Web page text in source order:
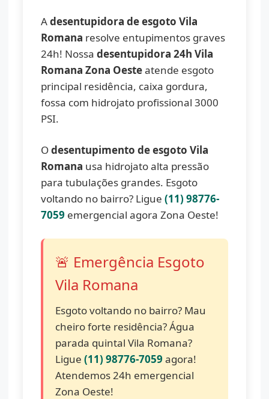
Adesentupidora de esgoto Vila
Romana resolve entupimentos graves
24h! Nossadesentupidora 24h Vila
Romana Zona Oesteatende esgoto
principal residência, caixa gordura,
fossa com hidrojato profissional 3000
PSI.
Odesentupimento de esgoto Vila
Romana usa hidrojato alta pressão
para tubulações grandes. Esgoto
voltando no bairro? Ligue(11) 98776-
7059 emergencial agora Zona Oeste!
🚨 Emergência Esgoto
Vila Romana
Esgoto voltando no bairro? Mau
cheiro forte residência? Água
parada quintal Vila Romana?
Ligue(11) 98776-7059 agora!
Atendemos 24h emergencial
Zona Oeste!